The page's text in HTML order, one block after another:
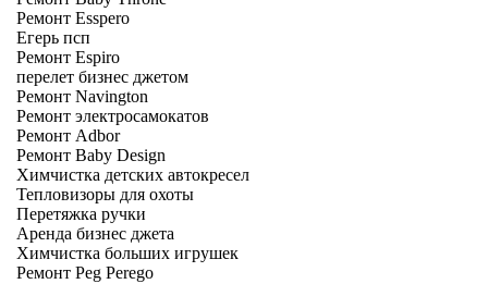
Ремонт Esspero
Егерь псп
Ремонт Espiro
перелет бизнес джетом
Ремонт Navington
Ремонт электросамокатов
Ремонт Adbor
Ремонт Baby Design
Химчистка детских автокресел
Тепловизоры для охоты
Перетяжка ручки
Аренда бизнес джета
Химчистка больших игрушек
Ремонт Peg Perego